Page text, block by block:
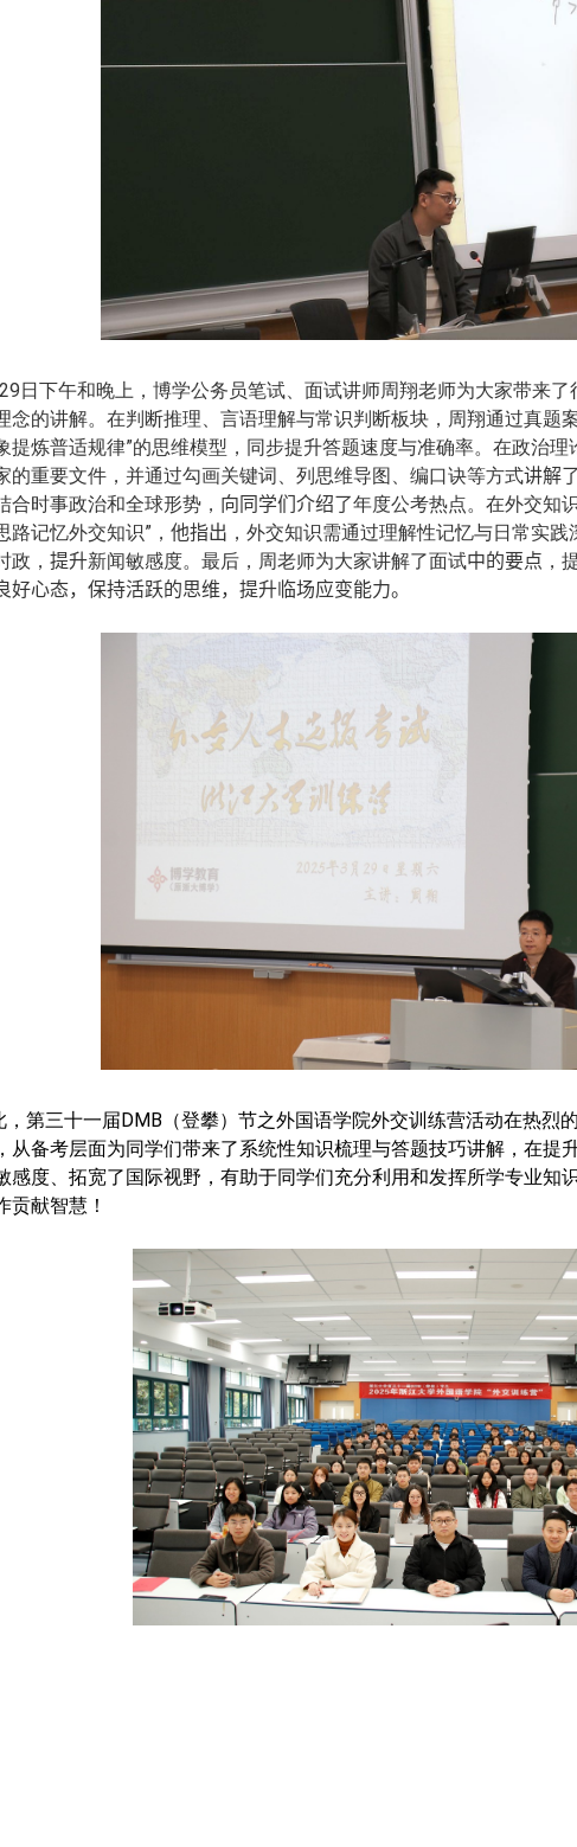
日下午和晚上， 博学公务员笔试、面试讲师周翔老师为大家带来
念的讲解。在判断推理、言语理解与常识判断板块，周翔通过真题
提炼普适规律”的思维模型，同步提升答题速度与准确率。在政治
的重要文件，并通过勾画关键词、列思维导图、编口诀等方式讲解了
合时事政治和全球形势， 向同学们介绍了年度公考热点。在外交知
路记忆外交知识”， 他指出 ，外交知识需通过理解性记忆与日常实践
政， 提升新闻敏感度。最后，周老师为大家讲解了面试中的要点 ，
好心态，保持活跃的思维， 提升临场应变能力。
，第三十一届DMB （登攀）节之外国语学院外交训练营活动在热烈
从备考层面为同学们带来了系统性知识梳理与答题技巧讲解，在提
感度、拓宽了国际视野，有助于同学们充分利用和发挥所学专业知
贡献智慧！